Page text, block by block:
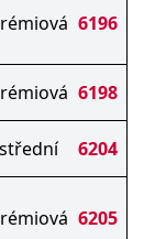
6196
6198
střední
6204
6205